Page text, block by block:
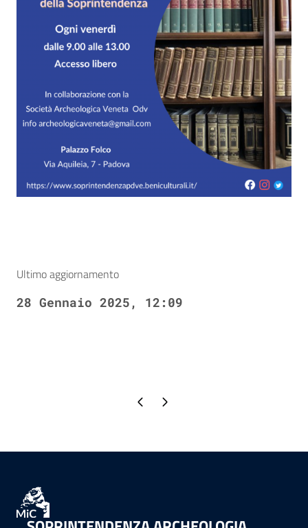
Ultimo aggiornamento
28 Gennaio 2025, 12:09
Pagina precedente
Pagina successiva